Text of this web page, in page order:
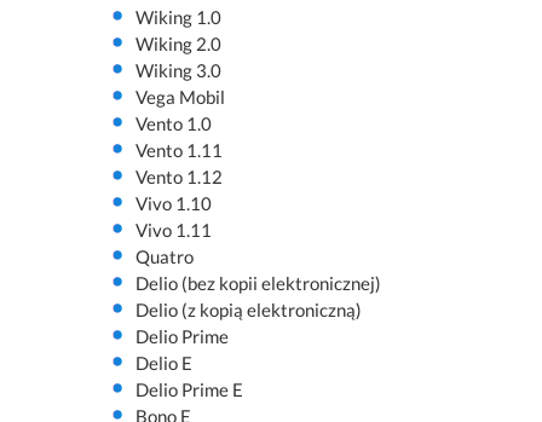
Wiking 1.0
Wiking 2.0
Wiking 3.0
Vega Mobil
Vento 1.0
Vento 1.11
Vento 1.12
Vivo 1.10
Vivo 1.11
Quatro
Delio (bez kopii elektronicznej)
Delio (z kopią elektroniczną)
Delio Prime
Delio E
Delio Prime E
Bono E